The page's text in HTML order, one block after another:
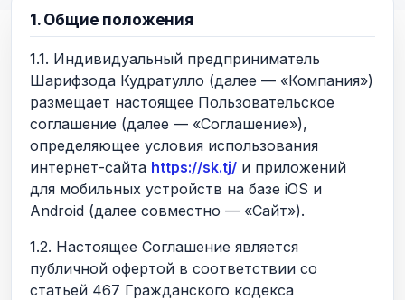
1. Общие положения
1.1. Индивидуальный предприниматель
Шарифзода Кудратулло (далее — «Компания»)
размещает настоящее Пользовательское
соглашение (далее — «Соглашение»),
определяющее условия использования
интернет-сайта https://sk.tj/ и приложений
для мобильных устройств на базе iOS и
Android (далее совместно — «Сайт»).
1.2. Настоящее Соглашение является
публичной офертой в соответствии со
статьей 467 Гражданского кодекса